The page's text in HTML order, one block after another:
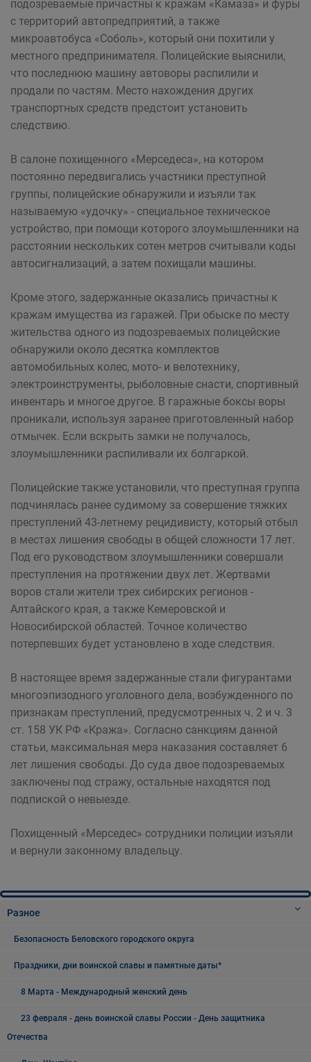
подозреваемые причастны к кражам «Камаза» и фуры
с территорий автопредприятий, а также
микроавтобуса «Соболь», который они похитили у
местного предпринимателя. Полицейские выяснили,
что последнюю машину автоворы распилили и
продали по частям. Место нахождения других
транспортных средств предстоит установить
следствию.
В салоне похищенного «Мерседеса», на котором
постоянно передвигались участники преступной
группы, полицейские обнаружили и изъяли так
называемую «удочку» - специальное техническое
устройство, при помощи которого злоумышленники на
расстоянии нескольких сотен метров считывали коды
автосигнализаций, а затем похищали машины.
Кроме этого, задержанные оказались причастны к
кражам имущества из гаражей. При обыске по месту
жительства одного из подозреваемых полицейские
обнаружили около десятка комплектов
автомобильных колес, мото- и велотехнику,
электроинструменты, рыболовные снасти, спортивный
инвентарь и многое другое. В гаражные боксы воры
проникали, используя заранее приготовленный набор
отмычек. Если вскрыть замки не получалось,
злоумышленники распиливали их болгаркой.
Полицейские также установили, что преступная группа
подчинялась ранее судимому за совершение тяжких
преступлений 43-летнему рецидивисту, который отбыл
в местах лишения свободы в общей сложности 17 лет.
Под его руководством злоумышленники совершали
преступления на протяжении двух лет. Жертвами
воров стали жители трех сибирских регионов -
Алтайского края, а также Кемеровской и
Новосибирской областей. Точное количество
потерпевших будет установлено в ходе следствия.
В настоящее время задержанные стали фигурантами
многоэпизодного уголовного дела, возбужденного по
признакам преступлений, предусмотренных ч. 2 и ч. 3
ст. 158 УК РФ «Кража». Согласно санкциям данной
статьи, максимальная мера наказания составляет 6
лет лишения свободы. До суда двое подозреваемых
заключены под стражу, остальные находятся под
подпиской о невыезде.
Похищенный «Мерседес» сотрудники полиции изъяли
и вернули законному владельцу.
Разное
Безопасность Беловского городского округа
Праздники, дни воинской славы и памятные даты*
8 Марта - Международный женский день
23 февраля - день воинской славы России - День защитника
Отечества